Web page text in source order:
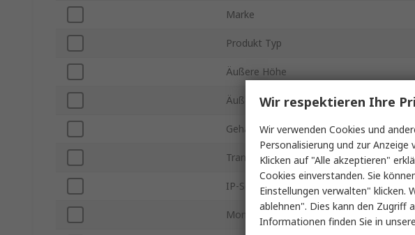
Marke
Produkt Typ
Äußere Höhe
Äußere Tiefe
Gehäusematerial
Transparente Tür
IP-Schutzart
Montageplatte
Wir respektieren Ihre
Wir verwenden Cookies und
Personalisierung und zur
Klicken auf "Alle akzeptieren"
Cookies einverstanden. Sie
Einstellungen verwalten" klicken.
ablehnen". Dies kann den Zugriff
Informationen finden Sie in